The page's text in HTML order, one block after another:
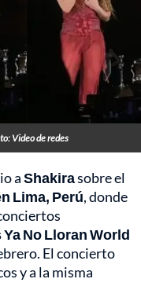
Video de redes
aShakirasobre el
Lima, Perú, donde
No Lloran World
El concierto
y a la misma